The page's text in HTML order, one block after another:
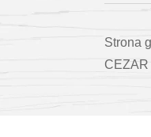
Strona
CEZAR